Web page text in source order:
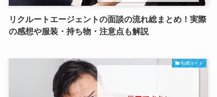
リクルートエージェントの面談の流れ総まとめ！実際
の感想や服装・持ち物・注意点も解説
転職サイト